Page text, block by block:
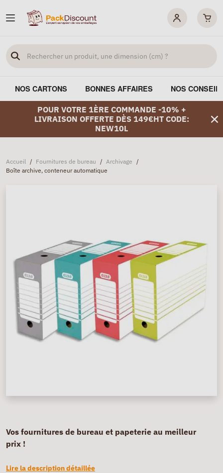
NOS CARTONS BONNES AFFAIRES NOS
POUR VOTRE 1ÈRE COMMANDE -10% +
LIVRAISON OFFERTE DÈS 149€HT CODE:
NEW10L
Accueil / Fournitures de bureau / Archivage /
Boîte archive, conteneur automatique
Vos fournitures de bureau et papeterie au meilleur
prix !
Lire la description détaillée